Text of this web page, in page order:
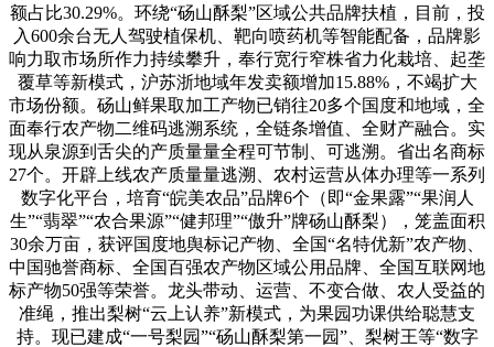
额占比30.29%。环绕“砀山酥梨”区域公共品牌扶植，目前，投
入600余台无人驾驶植保机、靶向喷药机等智能配备，品牌影
响力取市场所作力持续攀升，奉行宽行窄株省力化栽培、起垄
覆草等新模式，沪苏浙地域年发卖额增加15.88%，不竭扩大
市场份额。砀山鲜果取加工产物已销往20多个国度和地域，全
面奉行农产物二维码逃溯系统，全链条增值、全财产融合。实
现从泉源到舌尖的产质量量全程可节制、可逃溯。省出名商标
27个。开辟上线农产质量量逃溯、农村运营从体办理等一系列
数字化平台，培育“皖美农品”品牌6个（即“金果露”“果润人
生”“翡翠”“农合果源”“健邦理”“傲升”牌砀山酥梨），笼盖面积
30余万亩，获评国度地舆标记产物、全国“名特优新”农产物、
中国驰誉商标、全国百强农产物区域公用品牌、全国互联网地
标产物50强等荣誉。龙头带动、运营、不变合做、农人受益的
准绳，推出梨树“云上认养”新模式，为果园功课供给聪慧支
持。现已建成“一号梨园”“砀山酥梨第一园”、梨树王等“数字